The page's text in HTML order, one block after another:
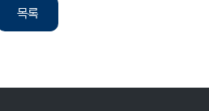
목록